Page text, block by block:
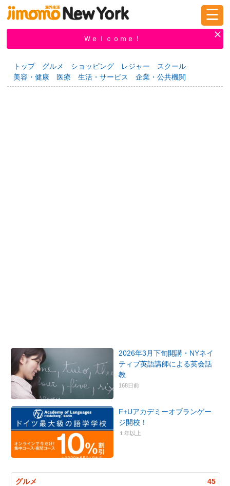
新規登録
掲示板 タウン情報 教えて！
☰
Ｗｅｌｃｏｍｅ！
トップ グルメ ショッピング レジャー
スクール
美容・健康
医療 生活・サービス 企業・公共機関
2026年3月下旬開講・NYネイ
ティブ英語講師による英会話
教
168日前
F+Uアカデミーオブランゲー
ジ開校！
１年以上
グルメ 45